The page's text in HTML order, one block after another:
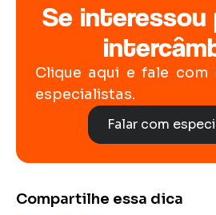
Se interessou
Clique aqui e fale com
especialistas.
Falar com
Compartilhe essa dica